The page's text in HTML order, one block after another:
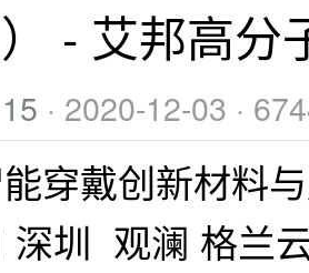
- 艾邦高分
· 2020-12-03 ·
穿戴创新材料
深圳 观澜 格兰